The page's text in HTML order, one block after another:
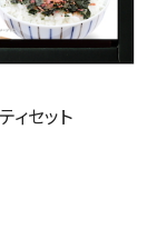
ィセット